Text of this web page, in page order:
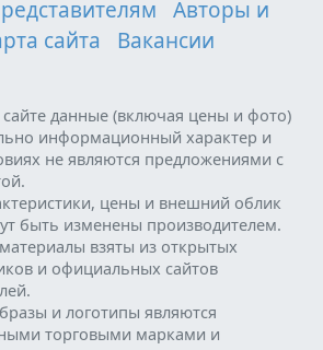
Авторы и
сайта
Вакансии
сайте данные (включая цены и фото)
информационный характер и
не являются предложениями с
цены и внешний облик
быть изменены производителем.
взяты из открытых
и официальных сайтов
и логотипы являются
торговыми марками и